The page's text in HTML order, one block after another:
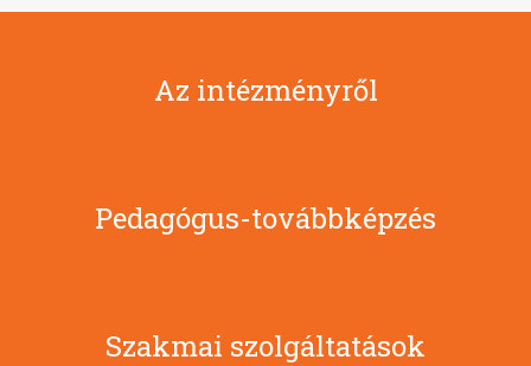
Az intézményről
Pedagógus-továbbképzés
Szakmai szolgáltatások